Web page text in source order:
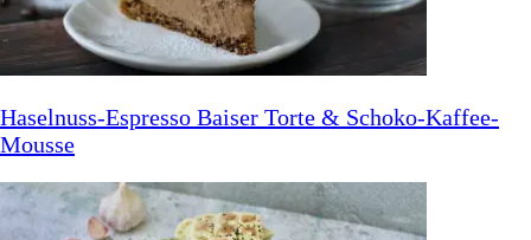
Haselnuss-Espresso Baiser Torte & Schoko-Kaffee-
Mousse